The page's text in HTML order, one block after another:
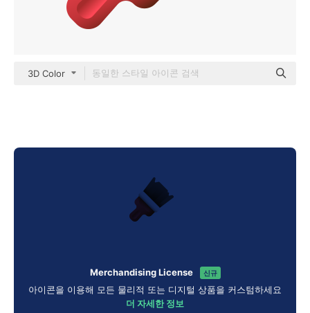
3D Color
Merchandising License 신규
아이콘을 이용해 모든 물리적 또는 디지털 상품을 커스텀하세요
더 자세한 정보